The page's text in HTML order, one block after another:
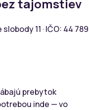
tajomstiev
11 · IČO: 44 789
prebytok
inde — vo